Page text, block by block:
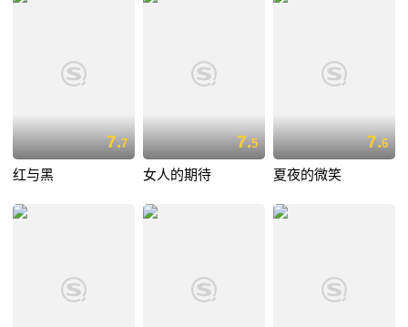
7.7
红与黑
7.5
女人的期待
7.6
夏夜的微笑